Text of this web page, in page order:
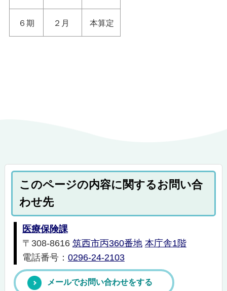
６期 ２月 本算定
このページの内容に関するお問い合
わせ先
医療保険課
〒308-8616 筑西市丙360番地 本庁舎1階
電話番号： 0296-24-2103
メールでお問い合わせをする